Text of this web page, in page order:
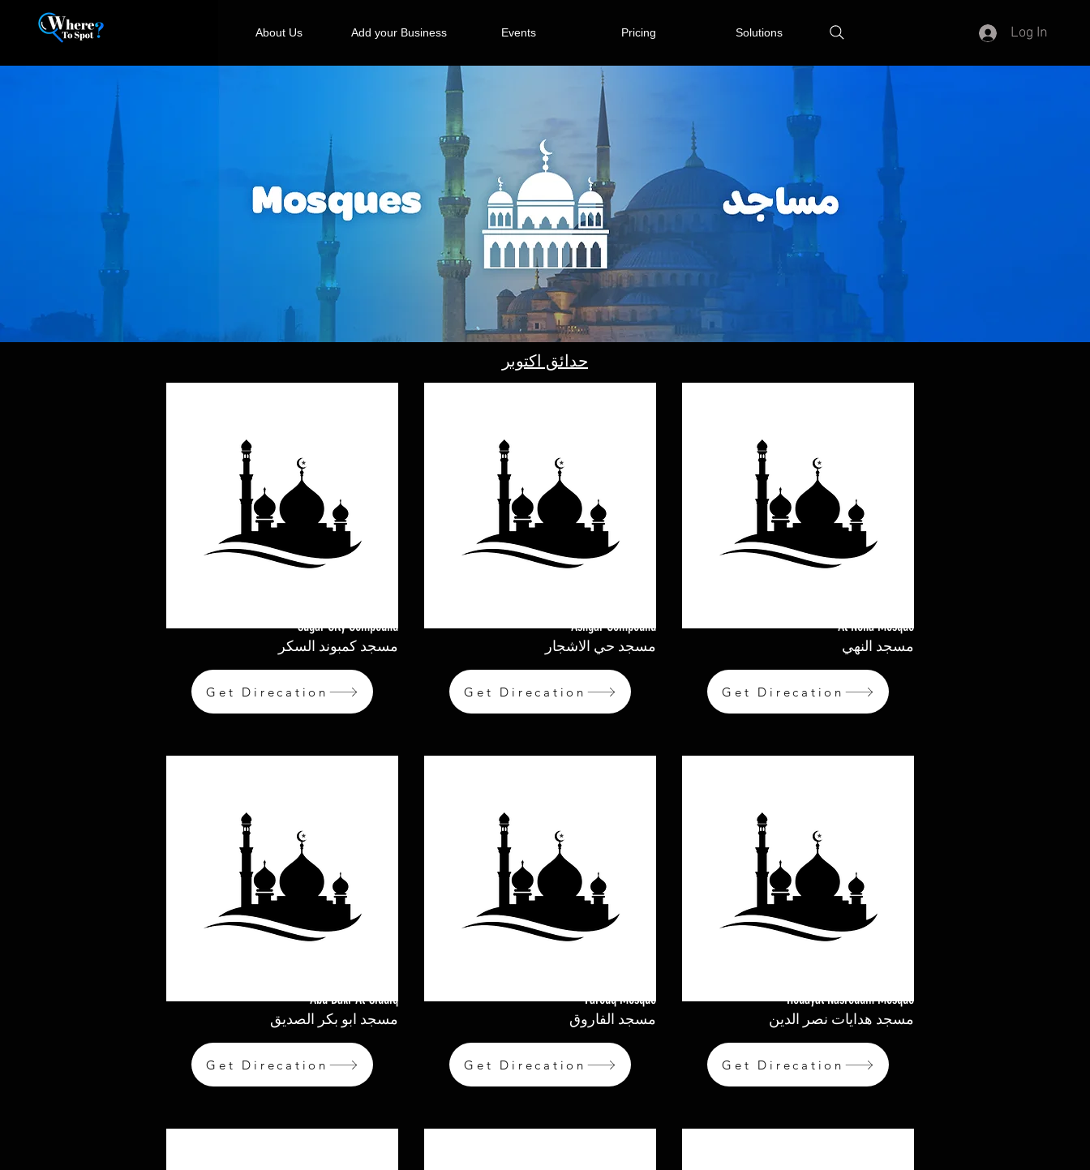
About Us Add your Business Events Pricing Solutions Log In
حدائق اكتوبر
Sugar City Compound
مسجد كمبوند السكر
Get Direcation
Abu Bakr Al-Siddiq
مسجد ابو بكر الصديق
Get Direcation
Ashgar Compound
مسجد حي الاشجار
Get Direcation
Farouq Mosque
مسجد الفاروق
Get Direcation
Al Noha Mosque
مسجد النهي
Get Direcation
Hedayat Nasreddin Mosque
مسجد هدايات نصر الدين
Get Direcation